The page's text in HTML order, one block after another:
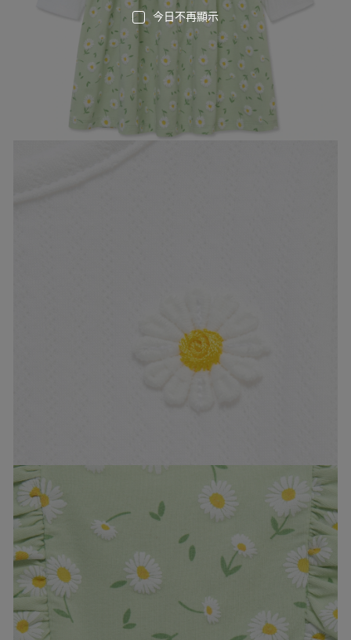
今日不再顯示